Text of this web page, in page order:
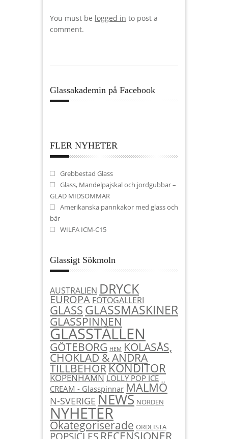
You must be logged in to post a
comment.
Glassakademin på Facebook
FLER NYHETER
Grebbestad Glass
Glass, Mandelpajskal och jordgubbar –
GLAD MIDSOMMAR
Amerikanska pannkakor med glass och
bär
WILFA ICM-C15
Glassigt Sökmoln
AUSTRALIEN DRYCK
EUROPA FOTOGALLERI
GLASSGLASSMASKINER
GLASSPINNEN
GLASSTÄLLEN
GÖTEBORG HEM KOLASÅS,
CHOKLAD & ANDRA
TILLBEHÖRKONDITOR
KÖPENHAMN LOLLY POP ICE
CREAM - Glasspinnar MALMÖ
N-SVERIGE NEWS NORDEN
NYHETER
Okategoriserade ORDLISTA
POPSICLESRECENSIONER